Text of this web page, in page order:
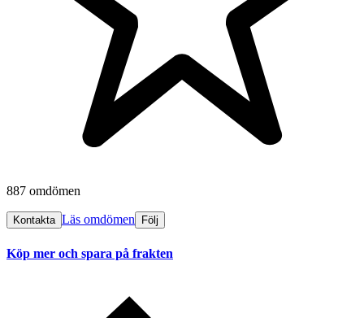
887 omdömen
Kontakta Läs omdömen Följ
Köp mer och spara på frakten